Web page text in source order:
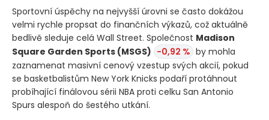
Sportovní úspěchy na nejvyšší úrovni se často dokážou
velmi rychle propsat do finančních výkazů, což aktuálně
bedlivě sleduje celá Wall Street. Společnost Madison
Square Garden Sports (MSGS) -0,92 % by mohla
zaznamenat masivní cenový vzestup svých akcií, pokud
se basketbalistům New York Knicks podaří protáhnout
probíhající finálovou sérii NBA proti celku San Antonio
Spurs alespoň do šestého utkání.